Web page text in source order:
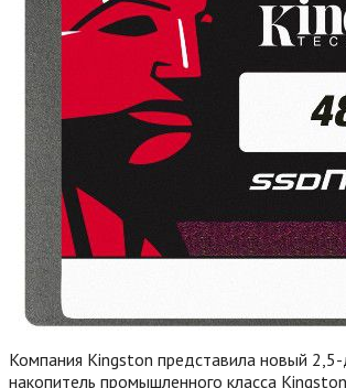
Компания Kingston представила новый
накопитель промышленного класса